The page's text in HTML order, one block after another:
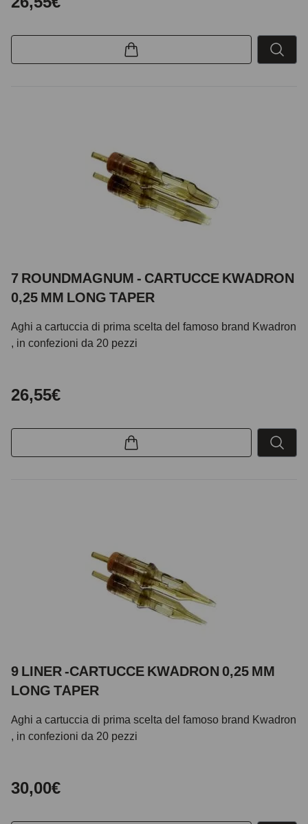
7 ROUNDMAGNUM - CARTUCCE KWADRON
0,25 MM LONG TAPER
Aghi a cartuccia di prima scelta del famoso brand Kwadron
, in confezioni da 20 pezzi
26,55€
9 LINER -CARTUCCE KWADRON 0,25 MM
LONG TAPER
Aghi a cartuccia di prima scelta del famoso brand Kwadron
, in confezioni da 20 pezzi
30,00€